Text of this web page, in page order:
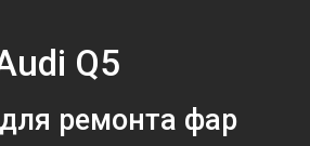
Q5
ремонта фар